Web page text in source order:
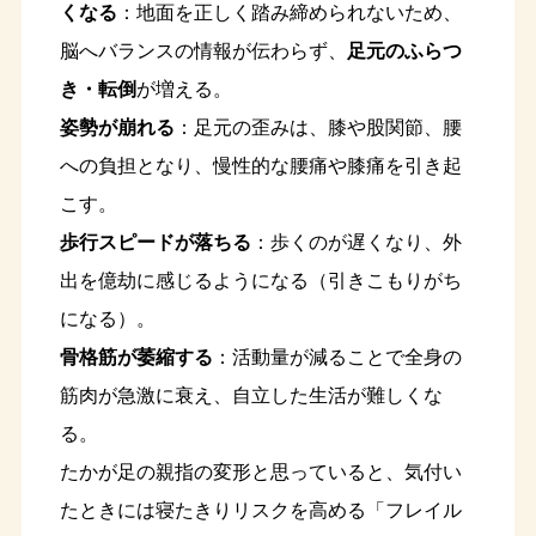
くなる ：地面を正しく踏み締められないため、
脳へバランスの情報が伝わらず、
足元のふらつ
き・転倒が増える。
姿勢が崩れる ：足元の歪みは、膝や股関節、腰
への負担となり、慢性的な腰痛や膝痛を引き起
こす。
歩行スピードが落ちる ：歩くのが遅くなり、外
出を億劫に感じるようになる（引きこもりがち
になる）。
骨格筋が萎縮する ：活動量が減ることで全身の
筋肉が急激に衰え、自立した生活が難しくな
る。
たかが足の親指の変形と思っていると、気付い
たときには寝たきりリスクを高める「フレイル